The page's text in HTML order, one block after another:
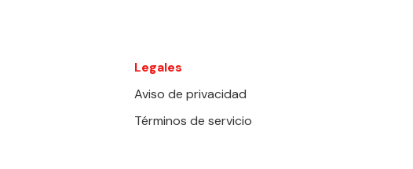
Legales
Aviso de privacidad
Términos de servicio